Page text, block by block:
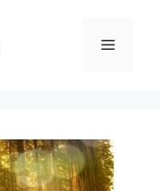
Меню